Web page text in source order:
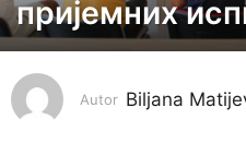
g
o
n
пријемних
Autor Biljana